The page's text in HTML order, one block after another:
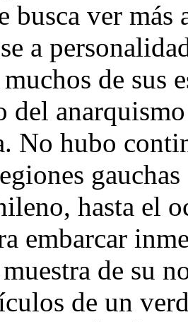
busca ver más
a
muchos de sus
del
No hubo
hasta el
embarcar
de su
de un